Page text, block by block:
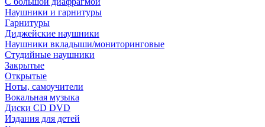
Наушники и гарнитуры
Гарнитуры
Диджейские наушники
Наушники вкладыши/мониторинговые
Студийные наушники
Закрытые
Открытые
Ноты, самоучители
Вокальная музыка
Диски CD DVD
Издания для детей